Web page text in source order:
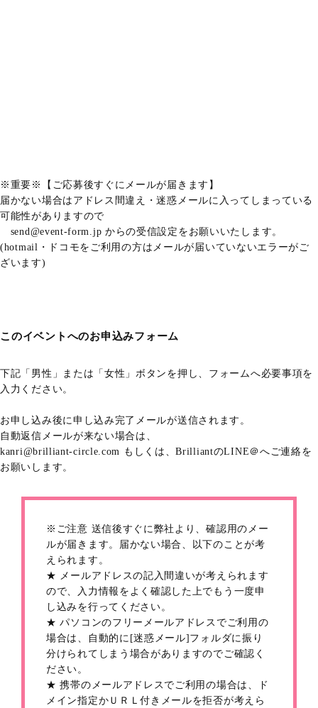
※重要※【ご応募後すぐにメールが届きます】
届かない場合はアドレス間違え・迷惑メールに入ってしまっている
可能性がありますので
send@event-form.jp からの受信設定をお願いいたします。
(hotmail・ドコモをご利用の方はメールが届いていないエラーがご
ざいます)
このイベントへのお申込みフォーム
下記「男性」または「女性」ボタンを押し、フォームへ必要事項を
入力ください。
お申し込み後に申し込み完了メールが送信されます。
自動返信メールが来ない場合は、
kanri@brilliant-circle.com もしくは、BrilliantのLINE＠へご連絡を
お願いします。
※ご注意 送信後すぐに弊社より、確認用のメー
ルが届きます。届かない場合、以下のことが考
えられます。
★ メールアドレスの記入間違いが考えられます
ので、入力情報をよく確認した上でもう一度申
し込みを行ってください。
★ パソコンのフリーメールアドレスでご利用の
場合は、自動的に[迷惑メール]フォルダに振り
分けられてしまう場合がありますのでご確認く
ださい。
★ 携帯のメールアドレスでご利用の場合は、ド
メイン指定かＵＲＬ付きメールを拒否が考えら